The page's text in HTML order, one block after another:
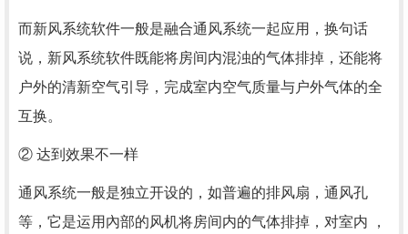
而新风系统软件一般是融合通风系统一起应用，换句话
说，新风系统软件既能将房间内混浊的气体排掉，还能将
户外的清新空气引导，完成室内空气质量与户外气体的全
互换。
② 达到效果不一样
通风系统一般是独立开设的，如普遍的排风扇，通风孔
等，它是运用內部的风机将房间内的气体排掉，对室内 ，